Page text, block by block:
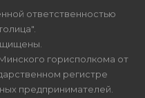
ответственностью
горисполкома от
регистре
предпринимателей.